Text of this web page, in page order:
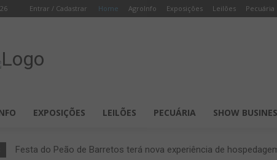
Entrar / Cadastrar Home AgroInfo Exposições Leilões Pecuária
EXPOSIÇÕES LEILÕES PECUÁRIA SHOW
Festa do Peão de Barretos terá nova experiência de